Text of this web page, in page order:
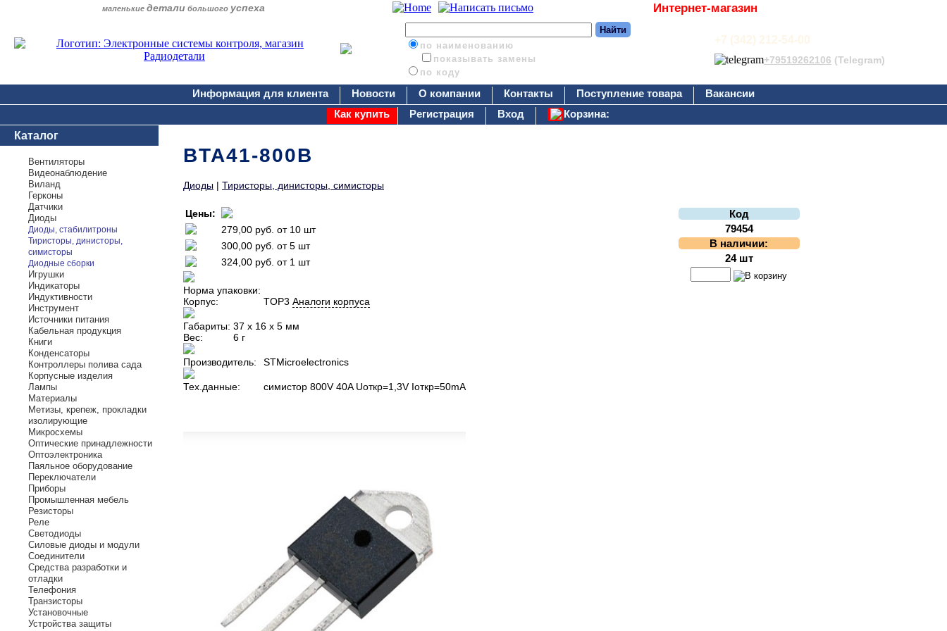
маленькие детали большого успеха Интернет-магазин
по наименованию
показывать замены
по коду
+7 (342) 212-54-00
+79519262106 (Telegram)
Информация для клиента Новости О компании Контакты Поступление товара
Вакансии
Как купить
Регистрация Вход
Корзина:
Каталог
Вентиляторы
Видеонаблюдение
Виланд
Герконы
Датчики
Диоды
Диоды, стабилитроны
Тиристоры, динисторы,
симисторы
Диодные сборки
Игрушки
Индикаторы
Индуктивности
Инструмент
Источники питания
Кабельная продукция
Книги
Конденсаторы
Контроллеры полива сада
Корпусные изделия
Лампы
Материалы
Метизы, крепеж, прокладки
изолирующие
Микросхемы
Оптические принадлежности
Оптоэлектроника
Паяльное оборудование
Переключатели
Приборы
Промышленная мебель
Резисторы
Реле
Светодиоды
Силовые диоды и модули
Соединители
Средства разработки и
отладки
Телефония
Транзисторы
Установочные
Устройства защиты
BTA41-800B
Диоды | Тиристоры, динисторы, симисторы
Цены:
279,00 руб. от 10 шт
300,00 руб. от 5 шт
324,00 руб. от 1 шт
Норма упаковки:
Корпус:
TOP3 Аналоги корпуса
Габариты: 37 х 16 х 5 мм
Вес:
6 г
Производитель: STMicroelectronics
Тех.данные: симистор 800V 40A Uоткр=1,3V Iоткр=50mA
Код
79454
В наличии:
24 шт